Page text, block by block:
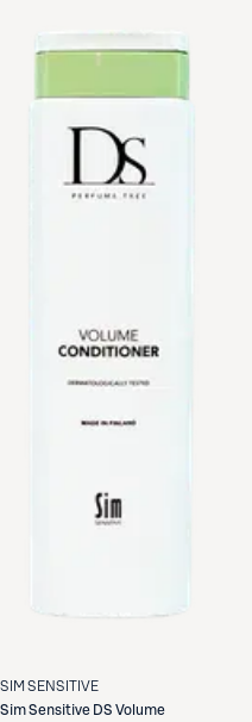
SIM SENSITIVE
Sim Sensitive DS Volume